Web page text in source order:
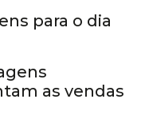
para o dia
as vendas